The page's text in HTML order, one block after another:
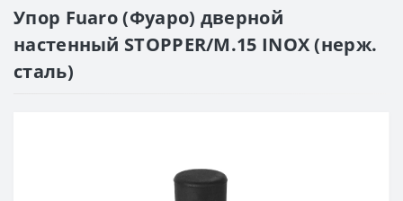
Упор Fuaro (Фуаро) дверной
настенный STOPPER/M.15 INOX (нерж.
сталь)